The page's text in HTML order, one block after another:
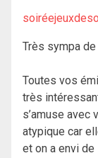
Très sympa
Toutes vos
très
s’amuse avec
atypique car
et on a envi de